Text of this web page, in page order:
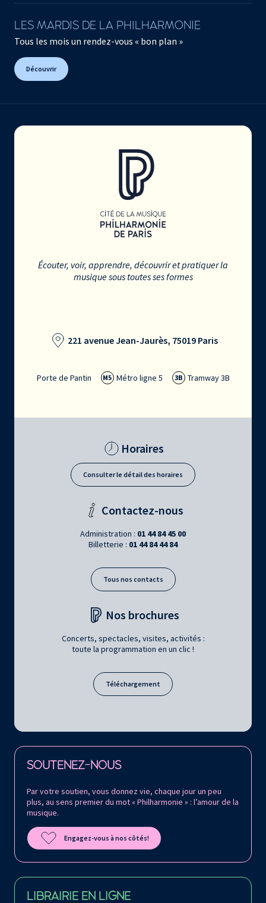
LES MARDIS DE LA PHILHARMONIE
Tous les mois un rendez-vous « bon plan »
Découvrir
Écouter, voir, apprendre, découvrir et pratiquer la
musique sous toutes ses formes
221 avenue Jean-Jaurès, 75019 Paris
Porte de Pantin M5 Métro ligne 5 3B Tramway 3B
Horaires
Consulter le détail des horaires
Contactez-nous
Administration : 01 44 84 45 00
Billetterie : 01 44 84 44 84
Tous nos contacts
Nos brochures
Concerts, spectacles, visites, activités :
toute la programmation en un clic !
Téléchargement
SOUTENEZ-NOUS
Par votre soutien, vous donnez vie, chaque jour un peu
plus, au sens premier du mot « Philharmonie » : l’amour de la
musique.
Engagez-vous à nos côtés!
LIBRAIRIE EN LIGNE
Retrouvez la Philharmonie de Paris sur